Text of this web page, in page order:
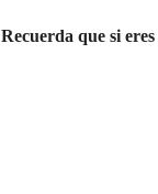
Recuerda que si eres